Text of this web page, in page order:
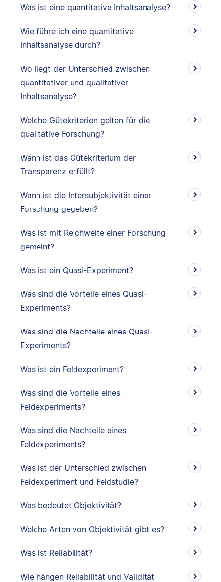
Was ist eine quantitative Inhaltsanalyse?
Wie führe ich eine quantitative
Inhaltsanalyse durch?
Wo liegt der Unterschied zwischen
quantitativer und qualitativer
Inhaltsanalyse?
Welche Gütekriterien gelten für die
qualitative Forschung?
Wann ist das Gütekriterium der
Transparenz erfüllt?
Wann ist die Intersubjektivität einer
Forschung gegeben?
Was ist mit Reichweite einer Forschung
gemeint?
Was ist ein Quasi-Experiment?
Was sind die Vorteile eines Quasi-
Experiments?
Was sind die Nachteile eines Quasi-
Experiments?
Was ist ein Feldexperiment?
Was sind die Vorteile eines
Feldexperiments?
Was sind die Nachteile eines
Feldexperiments?
Was ist der Unterschied zwischen
Feldexperiment und Feldstudie?
Was bedeutet Objektivität?
Welche Arten von Objektivität gibt es?
Was ist Reliabilität?
Wie hängen Reliabilität und Validität